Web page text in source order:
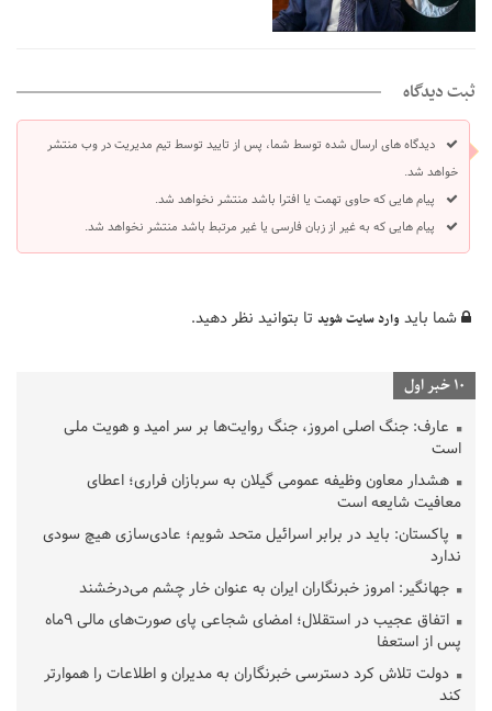
ثبت دیدگاه
دیدگاه های ارسال شده توسط شما، پس از تایید توسط تیم مدیریت در وب منتشر
خواهد شد.
پیام هایی که حاوی تهمت یا افترا باشد منتشر نخواهد شد.
پیام هایی که به غیر از زبان فارسی یا غیر مرتبط باشد منتشر نخواهد شد.
شما باید وارد سایت شوید تا بتوانید نظر دهید.
10 خبر اول
عارف: جنگ اصلی امروز، جنگ روایت‌ها بر سر امید و هویت ملی
است
هشدار معاون وظیفه عمومی گیلان به سربازان فراری؛ اعطای
معافیت شایعه است
پاکستان: باید در برابر اسرائیل متحد شویم؛ عادی‌سازی هیچ سودی
ندارد
جهانگیر: امروز خبرنگاران ایران به عنوان خار چشم می‌درخشند
اتفاق عجیب در استقلال؛ امضای شجاعی پای صورت‌های مالی ٩ماه
پس از استعفا
دولت تلاش کرد دسترسی خبرنگاران به مدیران و اطلاعات را هموارتر
کند